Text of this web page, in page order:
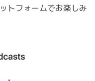
トフォームでお楽しみ